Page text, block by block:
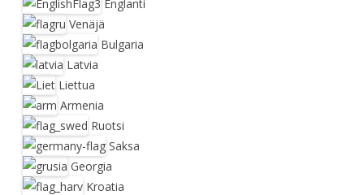
Englanti
Venäjä
Bulgaria
Latvia
Liettua
Armenia
Ruotsi
Saksa
Georgia
Kroatia